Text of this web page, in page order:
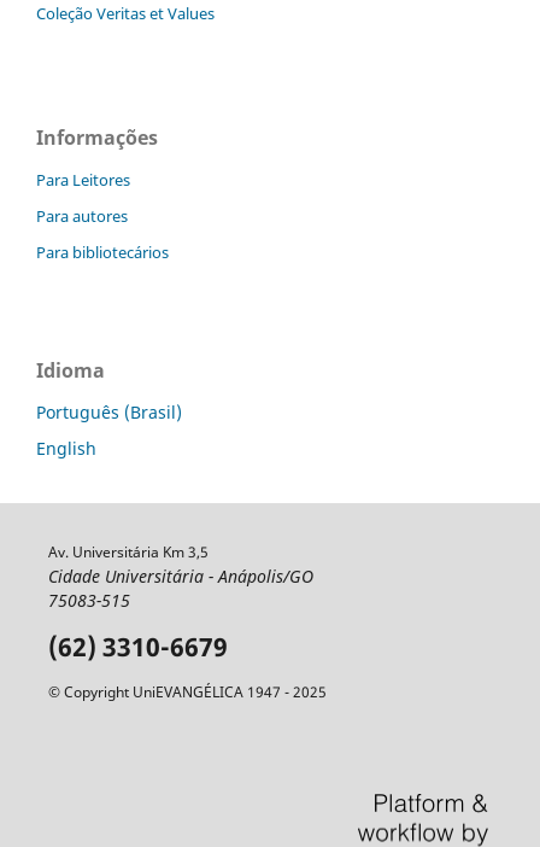
Coleção Veritas et Values
Informações
Para Leitores
Para autores
Para bibliotecários
Idioma
Português (Brasil)
English
Av. Universitária Km 3,5
Cidade Universitária - Anápolis/GO
75083-515
(62) 3310-6679
© Copyright UniEVANGÉLICA 1947 - 2025